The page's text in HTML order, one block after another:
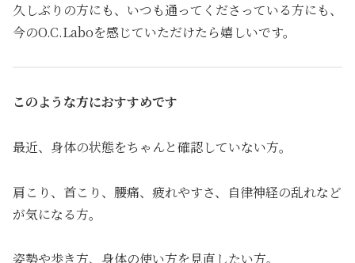
久しぶりの方にも、いつも通ってくださっている方にも、
今のO.C.Laboを感じていただけたら嬉しいです。
このような方におすすめです
最近、身体の状態をちゃんと確認していない方。
肩こり、首こり、腰痛、疲れやすさ、自律神経の乱れなど
が気になる方。
姿勢や歩き方、身体の使い方を見直したい方。